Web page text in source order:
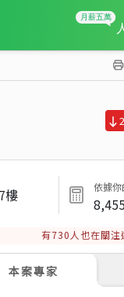
樓 依據
8,455
有730 人也在關注
本案專家